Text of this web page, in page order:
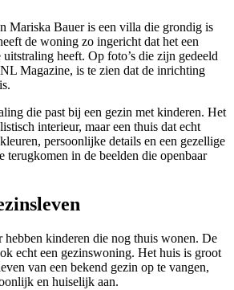
Mariska Bauer is een villa die grondig is
de woning zo ingericht dat het een
heeft. Op foto’s die zijn gedeeld
Magazine, is te zien dat de inrichting
die past bij een gezin met kinderen. Het
interieur, maar een thuis dat echt
persoonlijke details en een gezellige
terugkomen in de beelden die openbaar
hebben kinderen die nog thuis wonen. De
echt een gezinswoning. Het huis is groot
van een bekend gezin op te vangen,
en huiselijk aan.